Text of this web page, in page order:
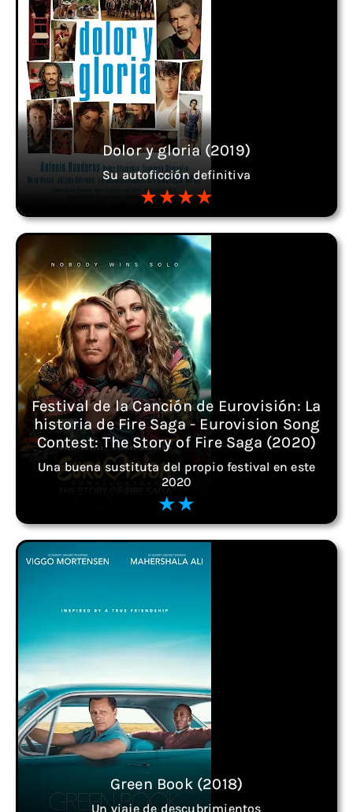
Dolor y gloria (2019)
Su autoficción definitiva
Festival de la Canción de Eurovisión: La
historia de Fire Saga - Eurovision Song
Contest: The Story of Fire Saga (2020)
Una buena sustituta del propio festival en este
2020
Green Book (2018)
Un viaje de descubrimientos